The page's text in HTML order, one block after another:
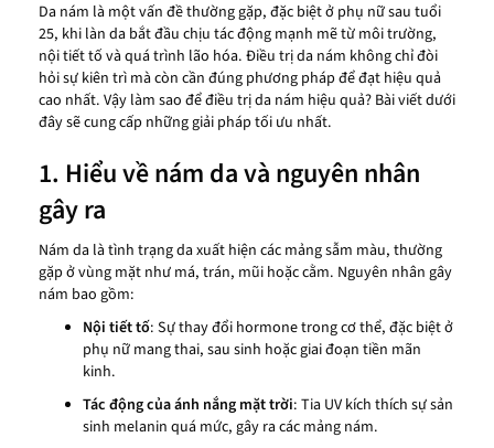
Da nám là một vấn đề thường gặp, đặc biệt ở phụ nữ sau tuổi
25, khi làn da bắt đầu chịu tác động mạnh mẽ từ môi trường,
nội tiết tố và quá trình lão hóa. Điều trị da nám không chỉ đòi
hỏi sự kiên trì mà còn cần đúng phương pháp để đạt hiệu quả
cao nhất. Vậy làm sao để điều trị da nám hiệu quả? Bài viết dưới
đây sẽ cung cấp những giải pháp tối ưu nhất.
1. Hiểu về nám da và nguyên nhân
gây ra
Nám da là tình trạng da xuất hiện các mảng sẫm màu, thường
gặp ở vùng mặt như má, trán, mũi hoặc cằm. Nguyên nhân gây
nám bao gồm:
Nội tiết tố: Sự thay đổi hormone trong cơ thể, đặc biệt ở
phụ nữ mang thai, sau sinh hoặc giai đoạn tiền mãn
kinh.
Tác động của ánh nắng mặt trời: Tia UV kích thích sự sản
sinh melanin quá mức, gây ra các mảng nám.